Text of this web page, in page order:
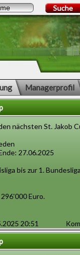
Suche
Managerprofil
nächsten St. Jakob
27.06.2025
bis zur 1.
Euro.
20:51